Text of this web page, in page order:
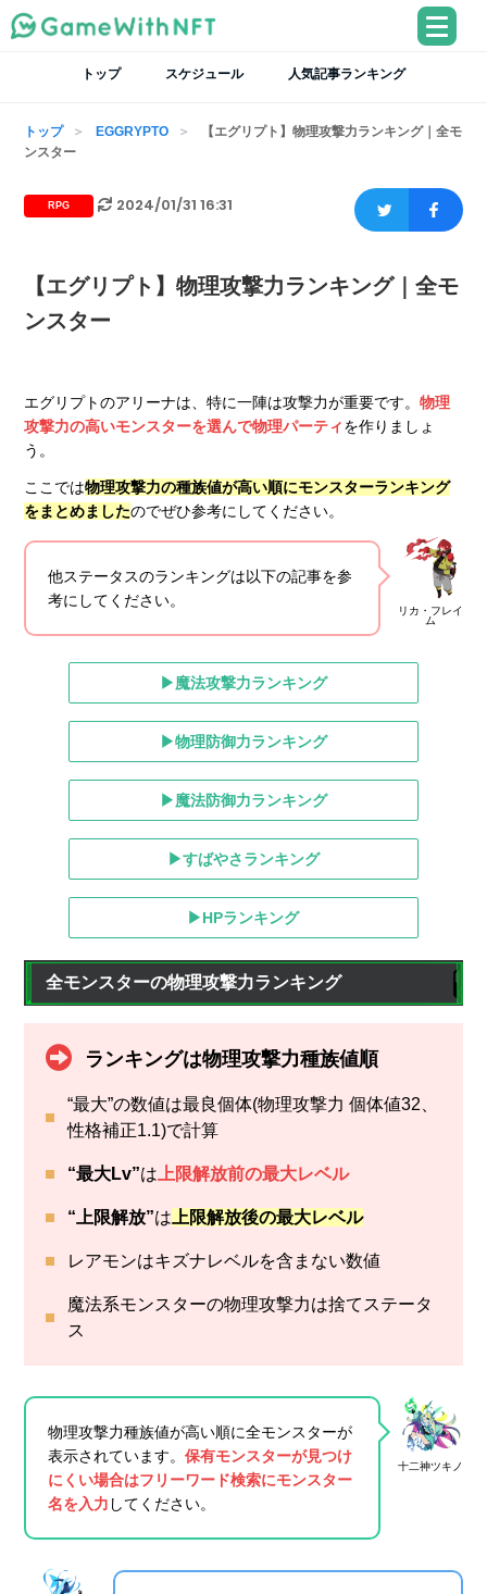
トップ スケジュール 人気記事ランキング
トップ EGGRYPTO
【エグリプト】物理攻撃力ランキング｜全モ
ンスター
RPG 2024/01/31 16:31
【エグリプト】物理攻撃力ランキング｜全モ
ンスター
エグリプトのアリーナは、特に一陣は攻撃力が重要です。物理
攻撃力の高いモンスターを選んで物理パーティを作りましょ
う。
ここでは物理攻撃力の種族値が高い順にモンスターランキング
をまとめましたのでぜひ参考にしてください。
リカ・フレイ
ム
他ステータスのランキングは以下の記事を参
考にしてください。
▶魔法攻撃力ランキング
▶物理防御力ランキング
▶魔法防御力ランキング
▶すばやさランキング
▶HPランキング
全モンスターの物理攻撃力ランキング
ランキングは物理攻撃力種族値順
“最大”の数値は最良個体(物理攻撃力 個体値32、
性格補正1.1)で計算
“最大Lv”は 上限解放前の最大レベル
“上限解放”は 上限解放後の最大レベル
レアモンはキズナレベルを含まない数値
魔法系モンスターの物理攻撃力は捨てステータ
ス
十二神ツキノ
物理攻撃力種族値が高い順に全モンスターが
表示されています。保有モンスターが見つけ
にくい場合はフリーワード検索にモンスター
名を入力 してください。